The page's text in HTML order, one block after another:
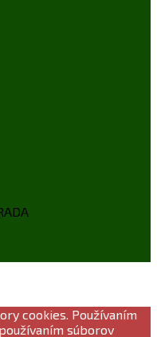
cookies. Používaním
súborov